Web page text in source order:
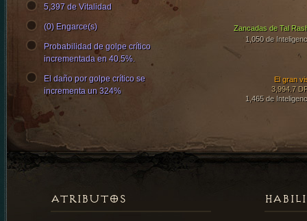
Zancadas de Tal
1,050 de
El gran
3,994.7
1,465 de
5,397 de Vitalidad
(0) Engarce(s)
Probabilidad de golpe crítico
incrementada en 40.5%.
El daño por golpe crítico se
incrementa un 324%
ATRIBUTOS